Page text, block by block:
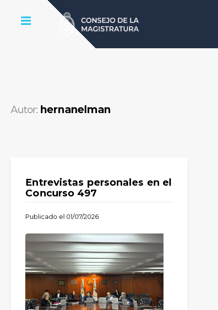
Autor: hernanelman
Entrevistas personales en el
Concurso 497
Publicado el 01/07/2026